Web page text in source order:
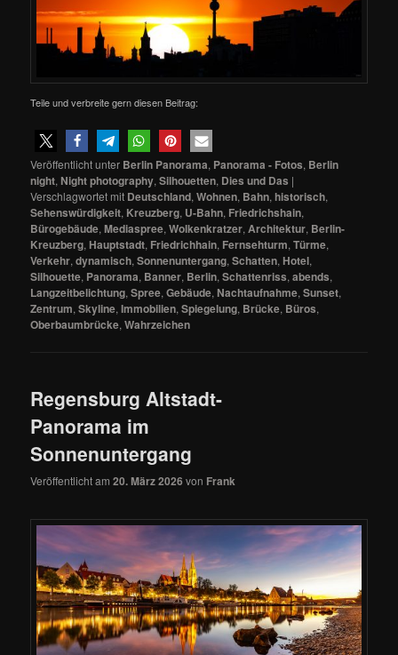
Teile und verbreite gern diesen Beitrag:
Veröffentlicht unter Berlin Panorama, Panorama - Fotos, Berlin
night, Night photography,Silhouetten, Dies und Das |
Verschlagwortet mit Deutschland,Wohnen, Bahn,historisch,
Sehenswürdigkeit, Kreuzberg, U-Bahn, Friedrichshain,
Bürogebäude,Mediaspree,Wolkenkratzer, Architektur, Berlin-
Kreuzberg, Hauptstadt, Friedrichhain, Fernsehturm,Türme,
Verkehr,dynamisch,Sonnenuntergang,Schatten, Hotel,
Silhouette, Panorama, Banner, Berlin,Schattenriss,abends,
Langzeitbelichtung,Spree,Gebäude, Nachtaufnahme,Sunset,
Zentrum,Skyline,Immobilien,Spiegelung, Brücke, Büros,
Oberbaumbrücke,Wahrzeichen
Regensburg Altstadt-
Panorama im
Sonnenuntergang
Veröffentlicht am20. März 2026 von Frank